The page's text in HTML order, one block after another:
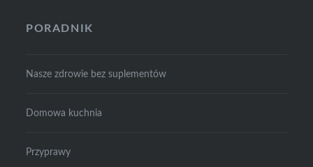
PORADNIK
Nasze zdrowie bez suplementów
Domowa kuchnia
Przyprawy